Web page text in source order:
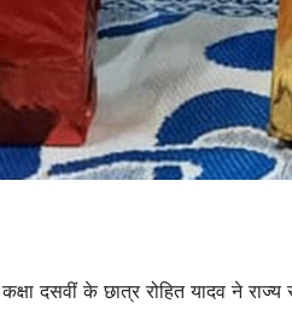
कक्षा दसवीं के छात्र रोहित यादव ने